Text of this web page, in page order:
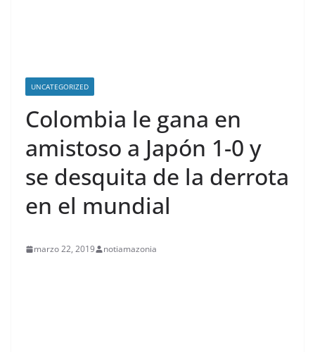
UNCATEGORIZED
Colombia le gana en
amistoso a Japón 1-0 y
se desquita de la derrota
en el mundial
marzo 22, 2019 notiamazonia